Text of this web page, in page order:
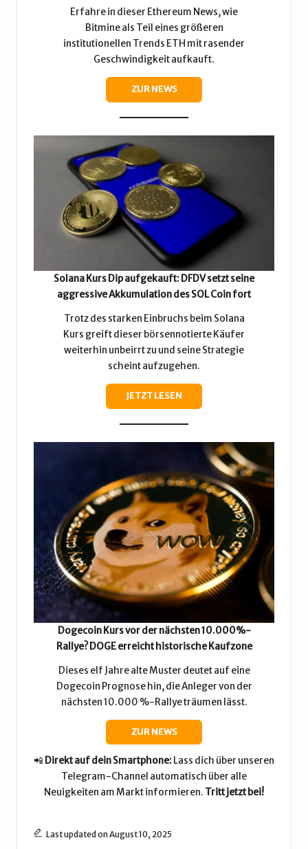
Erfahre in dieser Ethereum News, wie
Bitmine als Teil eines größeren
institutionellen Trends ETH mit rasender
Geschwindigkeit aufkauft.
ZUR NEWS
Solana Kurs Dip aufgekauft: DFDV setzt seine
aggressive Akkumulation des SOL Coin fort
Trotz des starken Einbruchs beim Solana
Kurs greift dieser börsennotierte Käufer
weiterhin unbeirrt zu und seine Strategie
scheint aufzugehen.
JETZT LESEN
Dogecoin Kurs vor der nächsten 10.000%-
Rallye? DOGE erreicht historische Kaufzone
Dieses elf Jahre alte Muster deutet auf eine
Dogecoin Prognose hin, die Anleger von der
nächsten 10.000 %-Rallye träumen lässt.
ZUR NEWS
📲 Direkt auf dein Smartphone: Lass dich über unseren
Telegram-Channel automatisch über alle
Neuigkeiten am Markt informieren. Tritt jetzt bei!
Last updated on August 10, 2025